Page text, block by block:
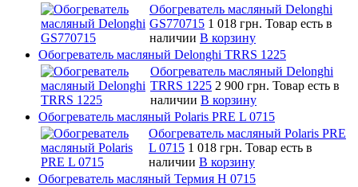
Обогреватель масляный Delonghi
GS770715 1 018 грн. Товар есть в
наличии В корзину
Обогреватель масляный Delonghi TRRS 1225
Обогреватель масляный Delonghi
TRRS 1225 2 900 грн. Товар есть в
наличии В корзину
Обогреватель масляный Polaris PRE L 0715
Обогреватель масляный Polaris PRE
L 0715 1 018 грн. Товар есть в
наличии В корзину
Обогреватель масляный Термия Н 0715